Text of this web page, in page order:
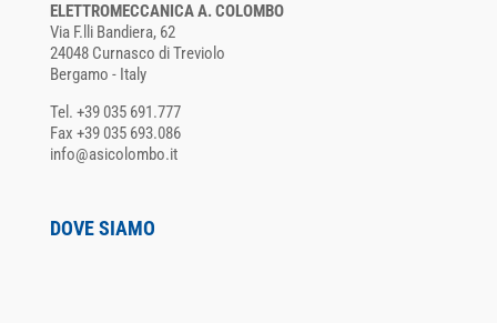
ELETTROMECCANICA A. COLOMBO
Via F.lli Bandiera, 62
24048 Curnasco di Treviolo
Bergamo - Italy
Tel. +39 035 691.777
Fax +39 035 693.086
info@asicolombo.it
DOVE SIAMO